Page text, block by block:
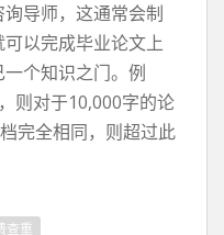
导师，这通常会制
以完成毕业论文上
个知识之门。例
则对于10,000字的论
完全相同，则超过此
查重